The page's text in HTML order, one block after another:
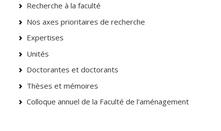
Recherche à la faculté
Nos axes prioritaires de recherche
Expertises
Unités
Doctorantes et doctorants
Thèses et mémoires
Colloque annuel de la Faculté de l'aménagement